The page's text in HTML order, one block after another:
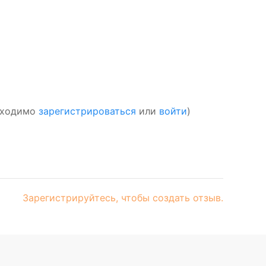
зарегистрироваться или войти)
Зарегистрируйтесь, чтобы создать отзыв.